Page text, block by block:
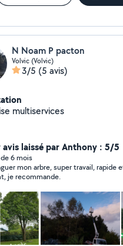
N Noam P pacton
Volvic (Volvic)
3/5 (5 avis)
multiservices
avis laissé par Anthony : 5/5
6 mois
mon arbre, super travail, rapide
je recommande.